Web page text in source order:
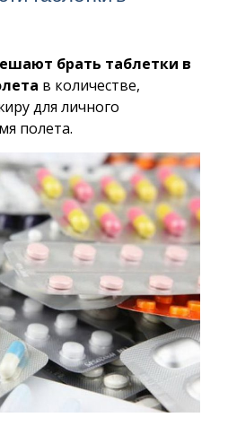
брать таблетки в
в количестве,
для личного
полета.